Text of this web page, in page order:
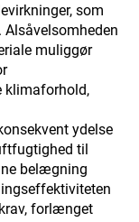
som
muliggør
klimaforhold,
ydelse
til
belægning
forlænget